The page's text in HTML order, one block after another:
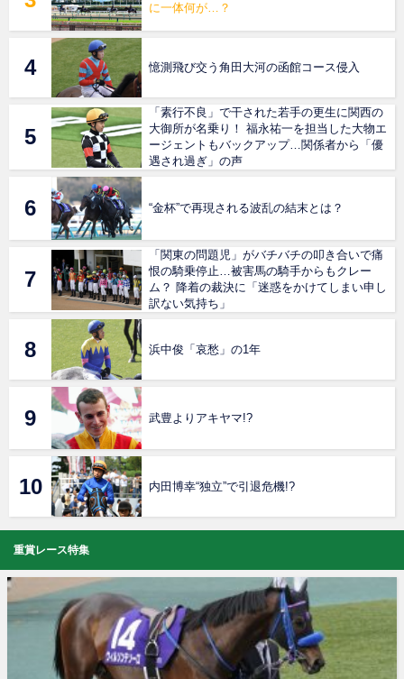
に一体何が…？
憶測飛び交う角田大河の函館コース侵入
「素行不良」で干された若手の更生に関西の
大御所が名乗り！ 福永祐一を担当した大物エ
ージェントもバックアップ…関係者から「優
遇され過ぎ」の声
“金杯”で再現される波乱の結末とは？
「関東の問題児」がバチバチの叩き合いで痛
恨の騎乗停止…被害馬の騎手からもクレー
ム？ 降着の裁決に「迷惑をかけてしまい申し
訳ない気持ち」
浜中俊「哀愁」の1年
武豊よりアキヤマ!?
内田博幸“独立”で引退危機!?
重賞レース特集